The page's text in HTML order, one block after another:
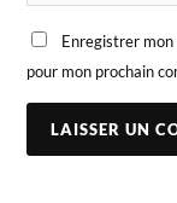
Enregistrer
pour mon prochain